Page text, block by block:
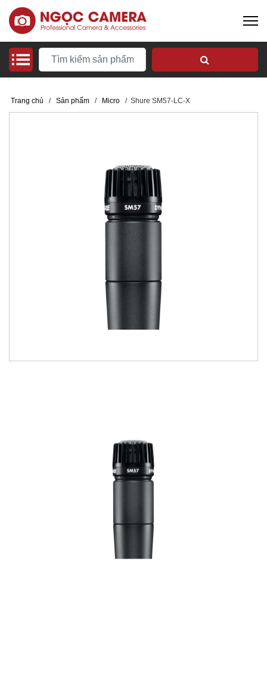
Trang chủ / Sản phẩm / Micro / Shure SM57-LC-X